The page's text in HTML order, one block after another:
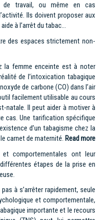
travail, ou même en cas
Ils doivent proposer aux
à l’arrêt du tabac…
des espaces strictement non-
la femme enceinte est à noter
de l’intoxication tabagique
de carbone (CO) dans l’air
facilement utilisable au cours
natale. Il peut aider à motiver à
cas. Une tarification spécifique
d’un tabagisme chez la
carnet de maternité. Read more
et comportementales ont leur
étapes de la prise en
à s’arrêter rapidement, seule
et comportementale,
importante et le recours